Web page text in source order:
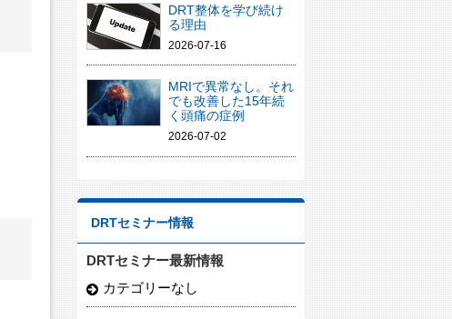
DRT整体を学び続け
る理由
2026-07-16
MRIで異常なし。それ
でも改善した15年続
く頭痛の症例
2026-07-02
DRTセミナー情報
DRTセミナー最新情報
カテゴリーなし